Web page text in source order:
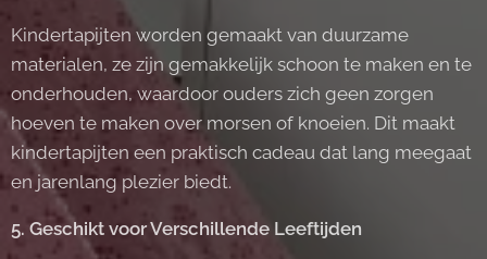
Kindertapijten worden gemaakt van duurzame
materialen, ze zijn gemakkelijk schoon te maken en te
onderhouden, waardoor ouders zich geen zorgen
hoeven te maken over morsen of knoeien. Dit maakt
kindertapijten een praktisch cadeau dat lang meegaat
en jarenlang plezier biedt.
5. Geschikt voor Verschillende Leeftijden